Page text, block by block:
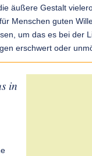
äußere Gestalt
Menschen guten
um das es bei der
erschwert oder
in